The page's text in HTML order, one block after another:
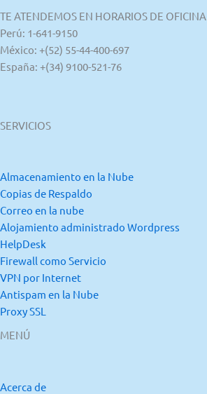
TE ATENDEMOS EN HORARIOS DE OFICINA
Perú: 1-641-9150
México: +(52) 55-44-400-697
España: +(34) 9100-521-76
SERVICIOS
Almacenamiento en la Nube
Copias de Respaldo
Correo en la nube
Alojamiento administrado Wordpress
HelpDesk
Firewall como Servicio
VPN por Internet
Antispam en la Nube
Proxy SSL
MENÚ
Acerca de